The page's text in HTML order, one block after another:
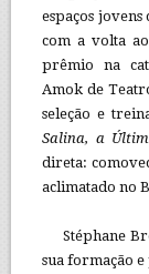
espaços
com a volta
prêmio na
Amok de
seleção e
Salina, a
direta:
aclimatado no
Stéphane
sua formação